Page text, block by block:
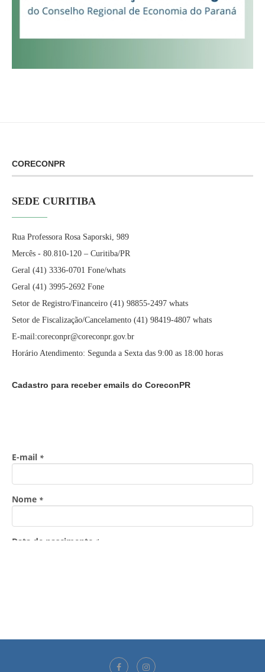
CORECONPR
SEDE CURITIBA
Rua Professora Rosa Saporski, 989
Mercês - 80.810-120 – Curitiba/PR
Geral (41) 3336-0701 Fone/whats
Geral (41) 3995-2692 Fone
Setor de Registro/Financeiro (41) 98855-2497 whats
Setor de Fiscalização/Cancelamento (41) 98419-4807 whats
E-mail:coreconpr@coreconpr.gov.br
Horário Atendimento: Segunda a Sexta das 9:00 as 18:00 horas
Cadastro para receber emails do CoreconPR